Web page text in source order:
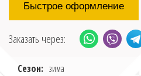
Быстрое оформление
Заказать через:
Сезон: зима